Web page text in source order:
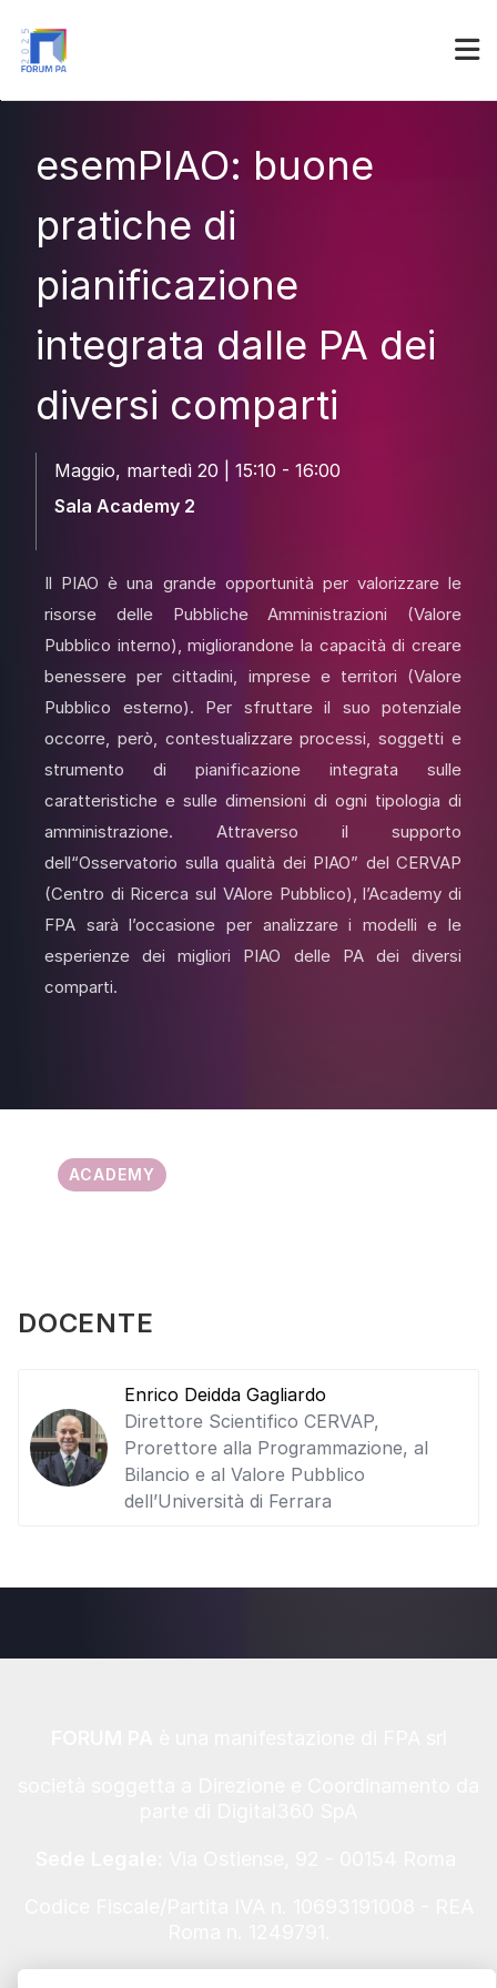
esemPIAO: buone
pratiche di
pianificazione
integrata dalle PA dei
diversi comparti
Maggio, martedì 20 | 15:10 - 16:00
Sala Academy 2
Il PIAO è una grande opportunità per valorizzare le
risorse delle Pubbliche Amministrazioni (Valore
Pubblico interno), migliorandone la capacità di creare
benessere per cittadini, imprese e territori (Valore
Pubblico esterno). Per sfruttare il suo potenziale
occorre, però, contestualizzare processi, soggetti e
strumento di pianificazione integrata sulle
caratteristiche e sulle dimensioni di ogni tipologia di
amministrazione. Attraverso il supporto
dell“Osservatorio sulla qualità dei PIAO” del CERVAP
(Centro di Ricerca sul VAlore Pubblico), l’Academy di
FPA sarà l’occasione per analizzare i modelli e le
esperienze dei migliori PIAO delle PA dei diversi
comparti.
DOCENTE
Enrico Deidda Gagliardo
Direttore Scientifico CERVAP,
Prorettore alla Programmazione, al
Bilancio e al Valore Pubblico
dell’Università di Ferrara
ACADEMY